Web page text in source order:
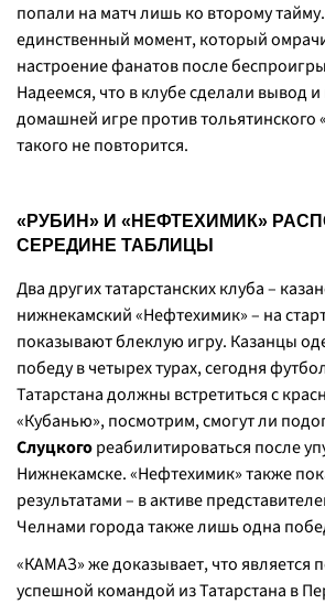
попали на матч лишь ко второму
единственный момент, который
настроение фанатов после
Надеемся, что в клубе сделали вывод
домашней игре против тольятинского
такого не повторится.
«РУБИН» И «НЕФТЕХИМИК»
СЕРЕДИНЕ ТАБЛИЦЫ
Два других татарстанских клуба –
нижнекамский «Нефтехимик» – на
показывают блеклую игру. Казанцы
победу в четырех турах, сегодня
Татарстана должны встретиться с
«Кубанью», посмотрим, смогут ли
Слуцкогореабилитироваться после
Нижнекамске. «Нефтехимик» также
результатами – в активе
Челнами города также лишь одна
«КАМАЗ» же доказывает, что является
успешной командой из Татарстана в